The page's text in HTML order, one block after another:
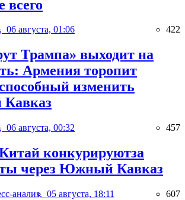
всего
06 августа, 01:06 422
Трампа» выходит на
Армения торопит
изменить
06 августа, 00:32 457
конкурируютза
через Южный Кавказ
анализ, 05 августа, 18:11 607